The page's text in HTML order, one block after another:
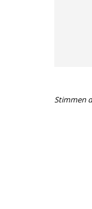
Stimmen